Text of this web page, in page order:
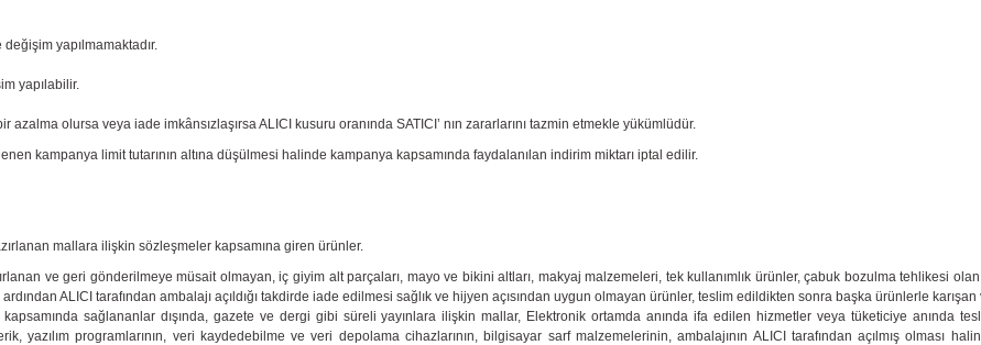
yapılmamaktadır.
yapılabilir.
olursa veya iade imkânsızlaşırsa ALICI kusuru oranında SATICI’ nın zararlarını tazmin etmekle yükümlüdür.
kampanya limit tutarının altına düşülmesi halinde kampanya kapsamında faydalanılan indirim miktarı iptal edilir.
mallara ilişkin sözleşmeler kapsamına giren ürünler.
ve geri gönderilmeye müsait olmayan, iç giyim alt parçaları, mayo ve bikini altları, makyaj malzemeleri, tek kullanımlık ürünler, çabuk bozulma tehlikesi
ALICI tarafından ambalajı açıldığı takdirde iade edilmesi sağlık ve hijyen açısından uygun olmayan ürünler, teslim edildikten sonra başka ürünlerle karışan
kapsamında sağlananlar dışında, gazete ve dergi gibi süreli yayınlara ilişkin mallar, Elektronik ortamda anında ifa edilen hizmetler veya tüketiciye anında
yazılım programlarının, veri kaydedebilme ve veri depolama cihazlarının, bilgisayar sarf malzemelerinin, ambalajının ALICI tarafından açılmış olması